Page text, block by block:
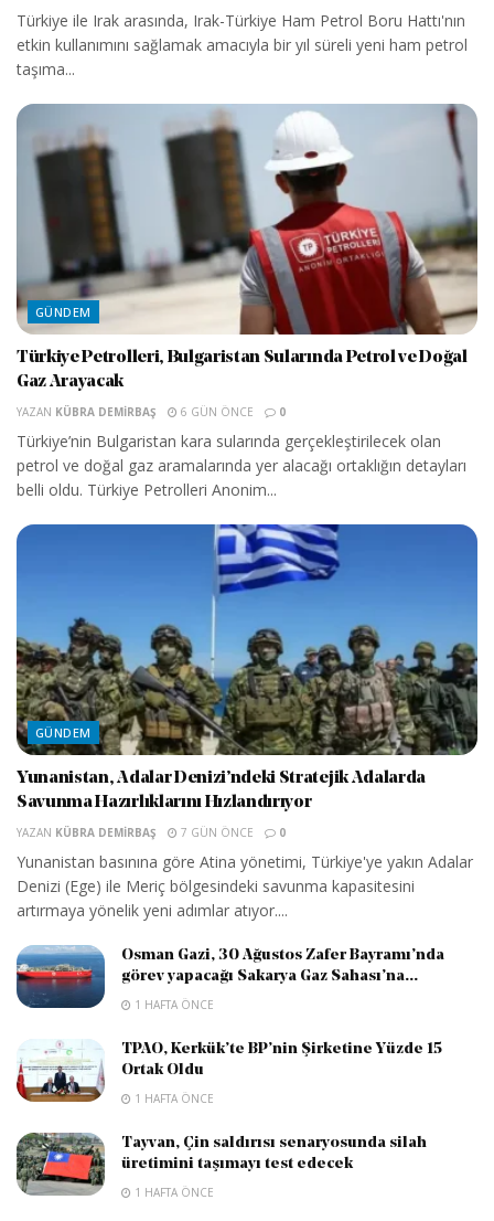
Türkiye ile Irak arasında, Irak-Türkiye Ham Petrol Boru Hattı'nın
etkin kullanımını sağlamak amacıyla bir yıl süreli yeni ham petrol
taşıma...
GÜNDEM
Türkiye Petrolleri, Bulgaristan Sularında Petrol ve Doğal
Gaz Arayacak
YAZAN KÜBRA DEMIRBAŞ 6 GÜN ÖNCE 0
Türkiye’nin Bulgaristan kara sularında gerçekleştirilecek olan
petrol ve doğal gaz aramalarında yer alacağı ortaklığın detayları
belli oldu. Türkiye Petrolleri Anonim...
GÜNDEM
Yunanistan, Adalar Denizi’ndeki Stratejik Adalarda
Savunma Hazırlıklarını Hızlandırıyor
YAZAN KÜBRA DEMIRBAŞ 7 GÜN ÖNCE 0
Yunanistan basınına göre Atina yönetimi, Türkiye'ye yakın Adalar
Denizi (Ege) ile Meriç bölgesindeki savunma kapasitesini
artırmaya yönelik yeni adımlar atıyor....
Osman Gazi, 30 Ağustos Zafer Bayramı’nda
görev yapacağı Sakarya Gaz Sahası’na...
1 HAFTA ÖNCE
TPAO, Kerkük’te BP’nin Şirketine Yüzde 15
Ortak Oldu
1 HAFTA ÖNCE
Tayvan, Çin saldırısı senaryosunda silah
üretimini taşımayı test edecek
1 HAFTA ÖNCE